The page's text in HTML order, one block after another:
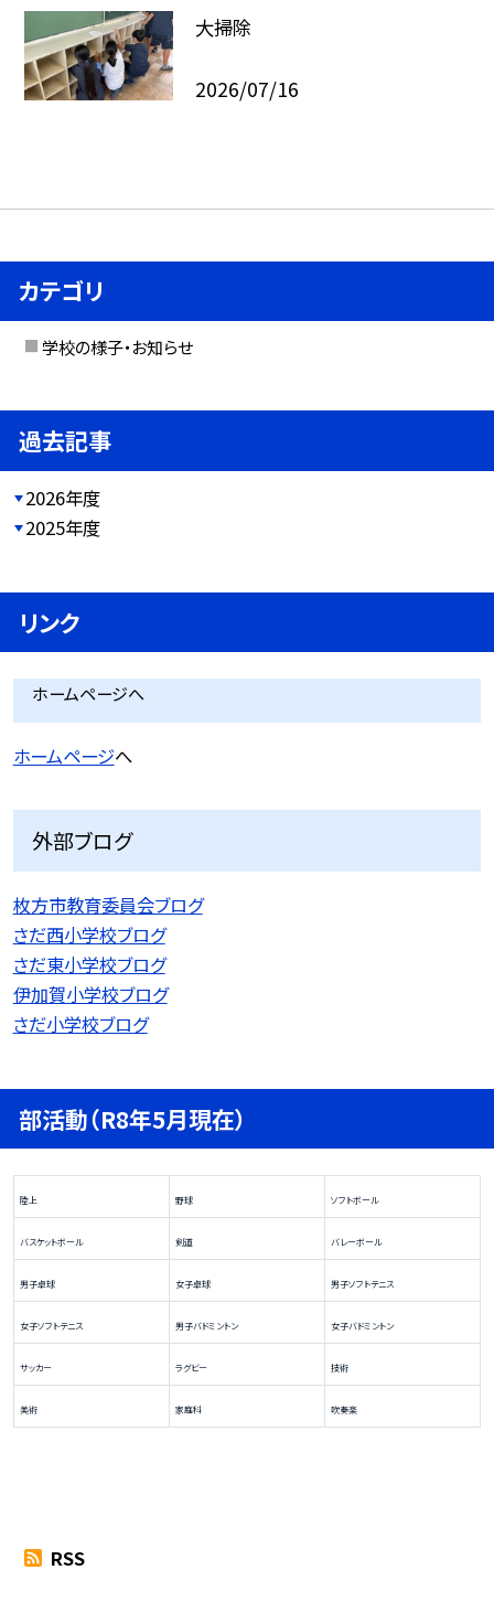
大掃除
2026/07/16
カテゴリ
学校の様子・お知らせ
過去記事
2026年度
2025年度
リンク
ホームページへ
ホームページへ
外部ブログ
枚方市教育委員会ブログ
さだ西小学校ブログ
さだ東小学校ブログ
伊加賀小学校ブログ
さだ小学校ブログ
部活動（R8年5月現在）
陸上 野球 ソフトボール
バスケットボール 剣道 バレーボール
男子卓球 女子卓球 男子ソフトテニス
女子ソフトテニス 男子バドミントン 女子バドミントン
サッカー ラグビー 技術
美術 家庭科 吹奏楽
RSS